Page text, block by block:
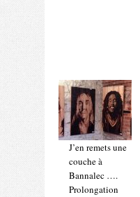
J’en remets une
couche à
Bannalec ….
Prolongation